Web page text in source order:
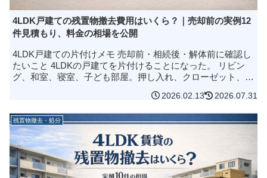
4LDK戸建ての残置物撤去費用はいくら？｜売却前の実例12
件見積もり、料金の相場を公開
4LDK戸建ての片付けメモ 売却前・相続後・解体前に確認し
たいこと 4LDKの戸建てを片付けることになった。 リビン
グ、和室、寝室、子ども部屋。押し入れ、クローゼット、階
段下、納戸、ベランダ、庭、物置。 部屋を一つずつ見ていく
2026.02.13 2026.07.31
残置物撤去・処分